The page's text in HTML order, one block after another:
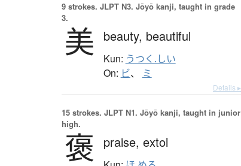
9 strokes. JLPT N3. Jōyō kanji, taught in grade
3.
美 beauty, beautiful
Kun: うつく.しい
On: ビ、 ミ
Details ▸
15 strokes. JLPT N1. Jōyō kanji, taught in junior
high.
褒 praise, extol